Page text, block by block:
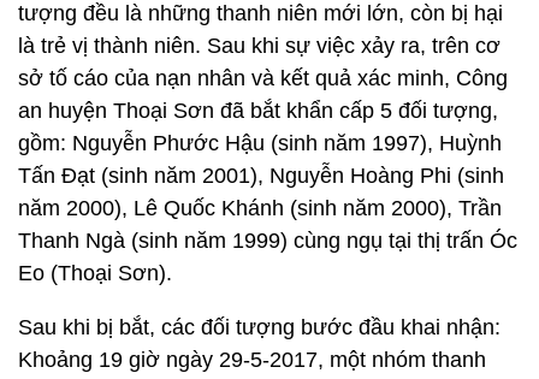
tượng đều là những thanh niên mới lớn, còn bị hại
là trẻ vị thành niên. Sau khi sự việc xảy ra, trên cơ
sở tố cáo của nạn nhân và kết quả xác minh, Công
an huyện Thoại Sơn đã bắt khẩn cấp 5 đối tượng,
gồm: Nguyễn Phước Hậu (sinh năm 1997), Huỳnh
Tấn Đạt (sinh năm 2001), Nguyễn Hoàng Phi (sinh
năm 2000), Lê Quốc Khánh (sinh năm 2000), Trần
Thanh Ngà (sinh năm 1999) cùng ngụ tại thị trấn Óc
Eo (Thoại Sơn).
Sau khi bị bắt, các đối tượng bước đầu khai nhận:
Khoảng 19 giờ ngày 29-5-2017, một nhóm thanh